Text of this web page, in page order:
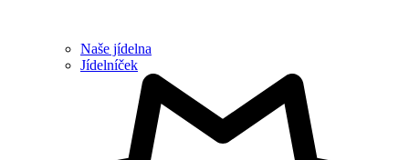
Naše jídelna
Jídelníček